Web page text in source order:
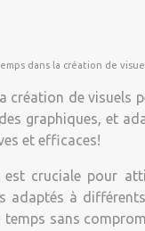
dans la création de
de visuels
graphiques, et
et efficaces!
cruciale pour
à
sans